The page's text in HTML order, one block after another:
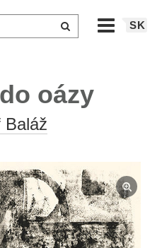
SK
oázy
Baláž